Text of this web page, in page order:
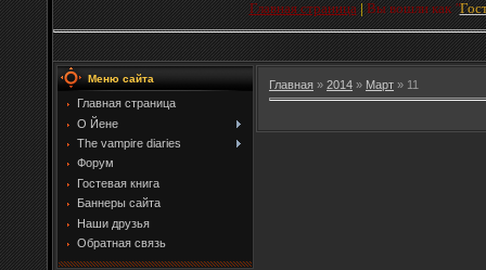
Главная страница | Вы вошли как "
Меню сайта
Главная страница
О Йене
The vampire diaries
Форум
Гостевая книга
Баннеры сайта
Наши друзья
Обратная связь
Главная » 2014 » Март » 11